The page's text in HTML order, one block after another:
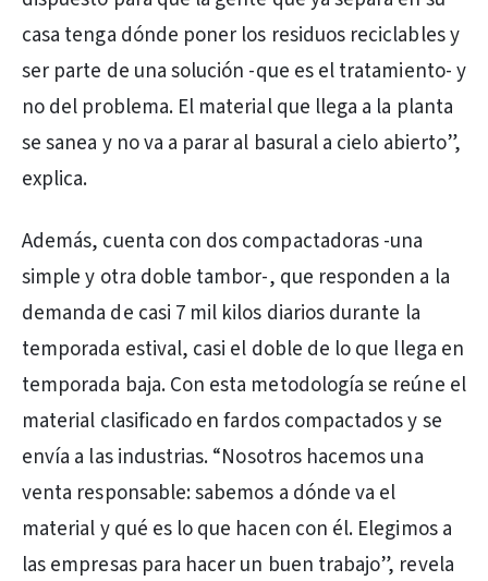
casa tenga dónde poner los residuos reciclables y
ser parte de una solución -que es el tratamiento- y
no del problema. El material que llega a la planta
se sanea y no va a parar al basural a cielo abierto”,
explica.
Además, cuenta con dos compactadoras -una
simple y otra doble tambor-, que responden a la
demanda de casi 7 mil kilos diarios durante la
temporada estival, casi el doble de lo que llega en
temporada baja. Con esta metodología se reúne el
material clasificado en fardos compactados y se
envía a las industrias. “Nosotros hacemos una
venta responsable: sabemos a dónde va el
material y qué es lo que hacen con él. Elegimos a
las empresas para hacer un buen trabajo”, revela